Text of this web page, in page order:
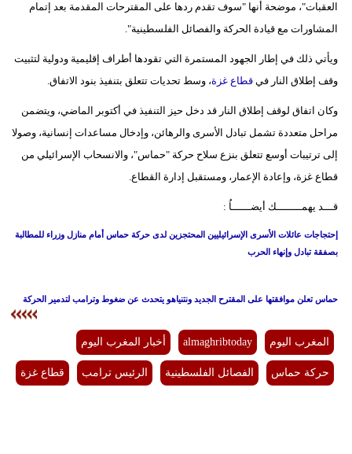
سيارات
العقبات"، موضحة أنها "سوف تقدم ردها على المقترحات المقدمة بعد إتمام
المشاورات مع قيادة الحركة والفصائل الفلسطينية".
ويأتي ذلك في إطار الجهود المستمرة التي تقودها أطراف إقليمية ودولية لتثبيت
وقف إطلاق النار في قطاع غزة، وسط تحديات تتعلق بتنفيذ بنود الاتفاق.
وكان اتفاق لوقف إطلاق النار قد دخل حيز التنفيذ في أكتوبر الماضي، ويتضمن
مراحل متعددة تشمل تبادل الأسرى والرهائن، وإدخال مساعدات إنسانية، وصولا
إلى ترتيبات أوسع تتعلق بنزع سلاح حركة "حماس"، والانسحاب الإسرائيلي من
قطاع غزة، وإعادة الإعمار، ومستقبل إدارة القطاع.
قـــد يهمــــــــك أيضــــــاُ :
إحتجاجات عائلات الأسرى الإسرائيليين المحتجزين لدى حركة حماس أمام منازل وزراء للمطالبة
بصفقة تبادل وإنهاء الحرب
حماس تعلن موافقتها على المقترح الجديد ونتنياهو يتحدث عن ضغوط وترامب لتدمير الحركة
المغرب اليوم almaghribtoday أخبار المغرب اليوم
حركة حماس الفصائل الفلسطينية الرئيس ترامب قطاع غزة